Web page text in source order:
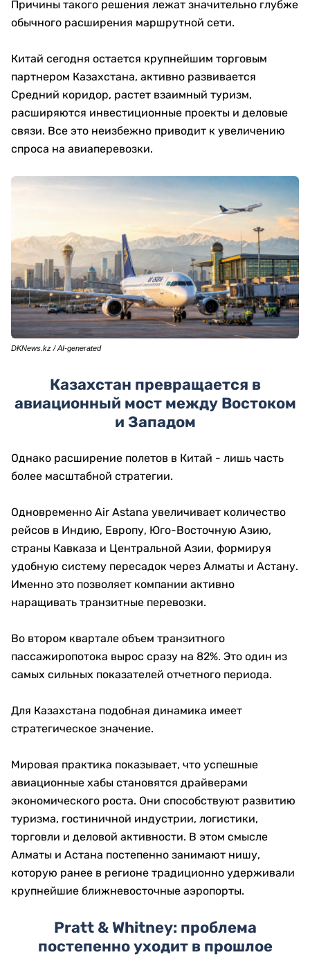
Причины такого решения лежат значительно глубже
обычного расширения маршрутной сети.
Китай сегодня остается крупнейшим торговым
партнером Казахстана, активно развивается
Средний коридор, растет взаимный туризм,
расширяются инвестиционные проекты и деловые
связи. Все это неизбежно приводит к увеличению
спроса на авиаперевозки.
DKNews.kz / AI-generated
Казахстан превращается в
авиационный мост между Востоком
и Западом
Однако расширение полетов в Китай - лишь часть
более масштабной стратегии.
Одновременно Air Astana увеличивает количество
рейсов в Индию, Европу, Юго-Восточную Азию,
страны Кавказа и Центральной Азии, формируя
удобную систему пересадок через Алматы и Астану.
Именно это позволяет компании активно
наращивать транзитные перевозки.
Во втором квартале объем транзитного
пассажиропотока вырос сразу на 82%. Это один из
самых сильных показателей отчетного периода.
Для Казахстана подобная динамика имеет
стратегическое значение.
Мировая практика показывает, что успешные
авиационные хабы становятся драйверами
экономического роста. Они способствуют развитию
туризма, гостиничной индустрии, логистики,
торговли и деловой активности. В этом смысле
Алматы и Астана постепенно занимают нишу,
которую ранее в регионе традиционно удерживали
крупнейшие ближневосточные аэропорты.
Pratt & Whitney: проблема
постепенно уходит в прошлое